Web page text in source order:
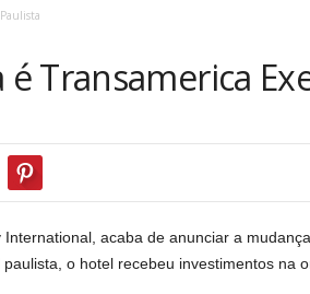
Transamerica
acaba de anunciar a
o hotel recebeu investimentos na